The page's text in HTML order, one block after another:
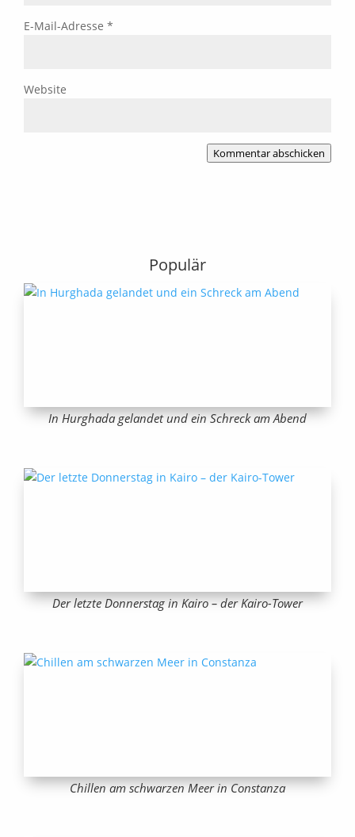
E-Mail-Adresse *
Website
Kommentar abschicken
Populär
In Hurghada gelandet und ein Schreck am Abend
Der letzte Donnerstag in Kairo – der Kairo-Tower
Chillen am schwarzen Meer in Constanza